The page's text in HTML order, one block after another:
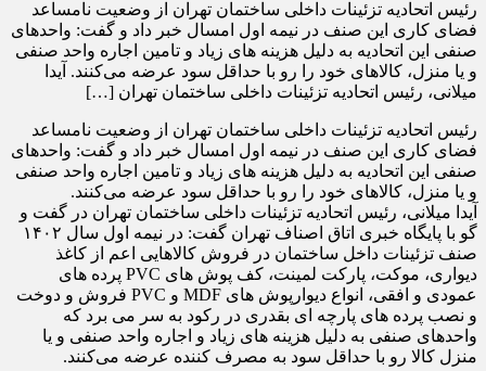
رئیس اتحادیه تزئینات داخلی ساختمان تهران از وضعیت نامساعد
فضای کاری این صنف در نیمه اول امسال خبر داد و گفت: واحدهای
صنفی این اتحادیه به دلیل هزینه های زیاد و تامین اجاره واحد صنفی
و یا منزل، کالاهای خود را رو با حداقل سود عرضه می‌کنند. آیدا
میلانی، رئیس اتحادیه تزئینات داخلی ساختمان تهران […]
رئیس اتحادیه تزئینات داخلی ساختمان تهران از وضعیت نامساعد
فضای کاری این صنف در نیمه اول امسال خبر داد و گفت: واحدهای
صنفی این اتحادیه به دلیل هزینه های زیاد و تامین اجاره واحد صنفی
و یا منزل، کالاهای خود را رو با حداقل سود عرضه می‌کنند.
آیدا میلانی، رئیس اتحادیه تزئینات داخلی ساختمان تهران در گفت و
گو با پایگاه خبری اتاق اصناف تهران گفت: در نیمه اول سال ۱۴۰۲
صنف تزئینات داخل ساختمان در فروش کالاهایی اعم از کاغذ
دیواری، موکت، پارکت ‌لمینت، کف پوش های PVC پرده های
عمودی و افقی، ‌انواع دیوارپوش‎ های MDF و PVC فروش و دوخت
و نصب پرده های پارچه ای بقدری در رکود به سر می برد که
واحدهای صنفی به دلیل هزینه های زیاد و اجاره واحد صنفی و یا
منزل کالا رو با حداقل سود به مصرف کننده عرضه می‌کنند.